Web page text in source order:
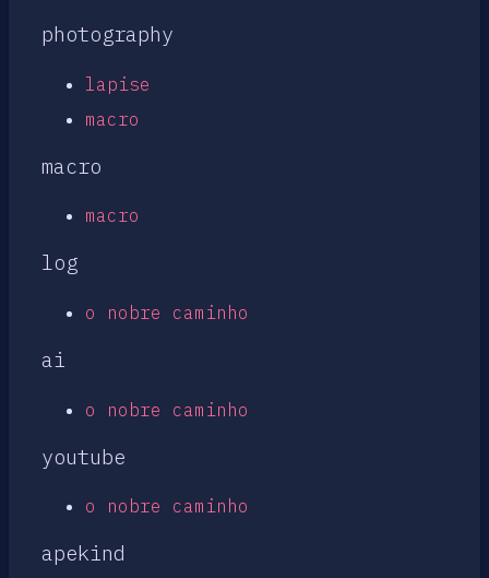
photography
lapise
macro
macro
macro
log
o nobre caminho
ai
o nobre caminho
youtube
o nobre caminho
apekind